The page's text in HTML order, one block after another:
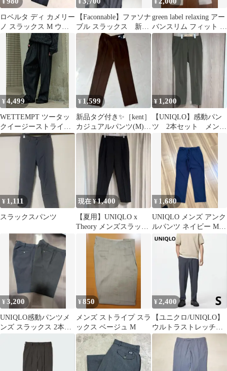
¥
ロベルタ ディ カメリー
ノ スラックス M ウー
ル 毛 100 オールシーズ
ン
¥
【Faconnable】ファソナ
ブル スラックス 新
品 ウールモヘア ネ
¥
green label relaxing アー
バンスリム フィット チ
ノ パンツ
¥4,499
WETTEMPT ツータッ
クイージーストライプ
スラックス
¥ 1,599
新品タグ付き✨［kent］
カジュアルパンツ(M)/
綿使用✨
¥ 1,200
【UNIQLO】感動パン
ツ 2本セット メン
ズ スラックス 涼
感 冷感
¥ 1,111
スラックスパンツ
現在 ¥1,400
【夏用】UNIQLO x
Theory メンズスラック
ス ブラック L
¥ 1,680
UNIQLO メンズ アンク
ルパンツ ネイビー Mサ
イズ
¥3,200
UNIQLO感動パンツメ
ンズ スラックス 2本セ
¥850
メンズ ストライプ スラ
ックス ベージュ M
¥2,400
【ユニクロ/UNIQLO】
ウルトラストレッチパ
ンツ ダークグレー S